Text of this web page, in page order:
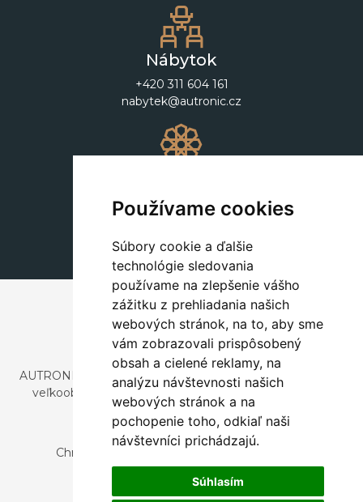
Používame cookies
Súbory cookie a ďalšie
technológie sledovania
používame na zlepšenie vášho
zážitku z prehliadania našich
webových stránok, na to, aby sme
vám zobrazovali prispôsobený
obsah a cielené reklamy, na
analýzu návštevnosti našich
webových stránok a na
pochopenie toho, odkiaľ naši
návštevníci prichádzajú.
Súhlasím
Nábytok
+420 311 604 161
nabytek@autronic.cz
+420 311 604 182
dekorace@autronic.cz
AUTRONIC, s.r.o. je spoločnosť zaoberajúca sa dovozom a
veľkoobchodným predajom dizajnového aj štýlového
nábytku a dekorácií.
Česká republika
Chrustenice 270, 267 12 Loděnice u Berouna
Slovensko
Nová 366, 032 02 Závažná Poruba